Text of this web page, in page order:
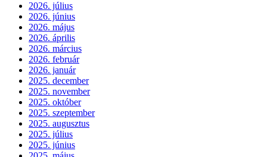
2026. július
2026. június
2026. május
2026. április
2026. március
2026. február
2026. január
2025. december
2025. november
2025. október
2025. szeptember
2025. augusztus
2025. július
2025. június